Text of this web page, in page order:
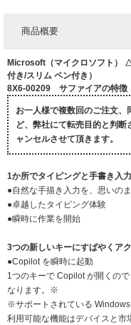
商品概要
Microsoft（マイクロソフト）
付き/スリム ペン付き）
8X6-00209 サファイアの特徴
お一人様で複数回のご注文
ど、弊社にて転売目的と判
ャンセルさせて頂きます。
1か所でタイピングと手書き入力
●自然な手描き入力を、思いの
●卓越したタイピング体験
●瞬時に作業を開始
3つの新しいキーにすばやくア
●Copilot を瞬時に起動
1つのキーで Copilot が開くの
なります。※
※サポートされている Windows
利用可能な機能はデバイスと市